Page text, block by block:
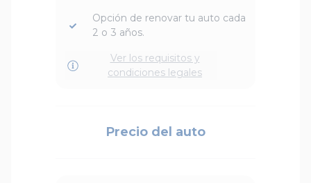
Opción de renovar tu auto cada
2 o 3 años.
Ver los requisitos y
condiciones legales
Precio del auto